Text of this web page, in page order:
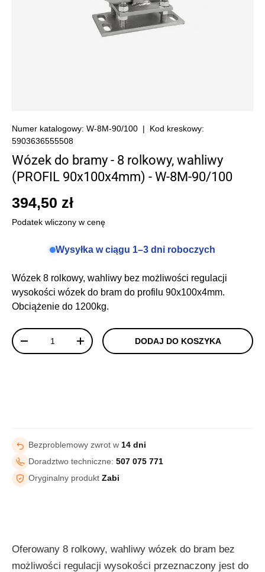
Numer katalogowy: W-8M-90/100 | Kod kreskowy:
5903636555508
Wózek do bramy - 8 rolkowy, wahliwy
(PROFIL 90x100x4mm) - W-8M-90/100
394,50 zł
Podatek wliczony w cenę
Wysyłka w ciągu 1–3 dni roboczych
Wózek 8 rolkowy, wahliwy bez możliwości regulacji
wysokości wózek do bram do profilu 90x100x4mm.
Obciążenie do 1200kg.
Ilość
+ DODAJ DO KOSZYKA
Bezproblemowy zwrot w 14 dni
Doradztwo techniczne: 507 075 771
Oryginalny produkt Zabi
Oferowany 8 rolkowy, wahliwy wózek do bram bez
możliwości regulacji wysokości przeznaczony jest do